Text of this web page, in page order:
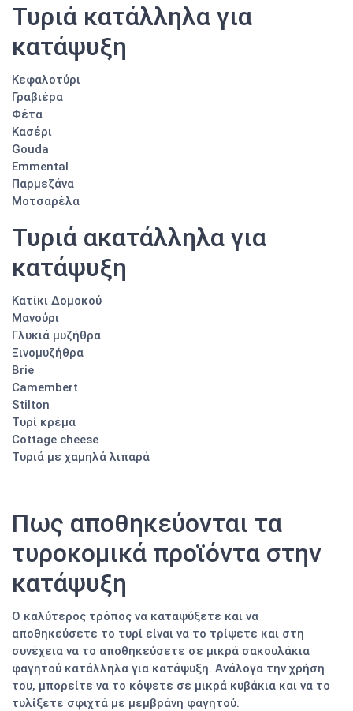
Τυριά κατάλληλα για
κατάψυξη
Κεφαλοτύρι
Γραβιέρα
Φέτα
Κασέρι
Gouda
Emmental
Παρμεζάνα
Μοτσαρέλα
Τυριά ακατάλληλα για
κατάψυξη
Κατίκι Δομοκού
Μανούρι
Γλυκιά μυζήθρα
Ξινομυζήθρα
Brie
Camembert
Stilton
Τυρί κρέμα
Cottage cheese
Τυριά με χαμηλά λιπαρά
Πως αποθηκεύονται τα
τυροκομικά προϊόντα στην
κατάψυξη
Ο καλύτερος τρόπος να καταψύξετε και να
αποθηκεύσετε το τυρί είναι να το τρίψετε και στη
συνέχεια να το αποθηκεύσετε σε μικρά σακουλάκια
φαγητού κατάλληλα για κατάψυξη. Ανάλογα την χρήση
του, μπορείτε να το κόψετε σε μικρά κυβάκια και να το
τυλίξετε σφιχτά με μεμβράνη φαγητού.